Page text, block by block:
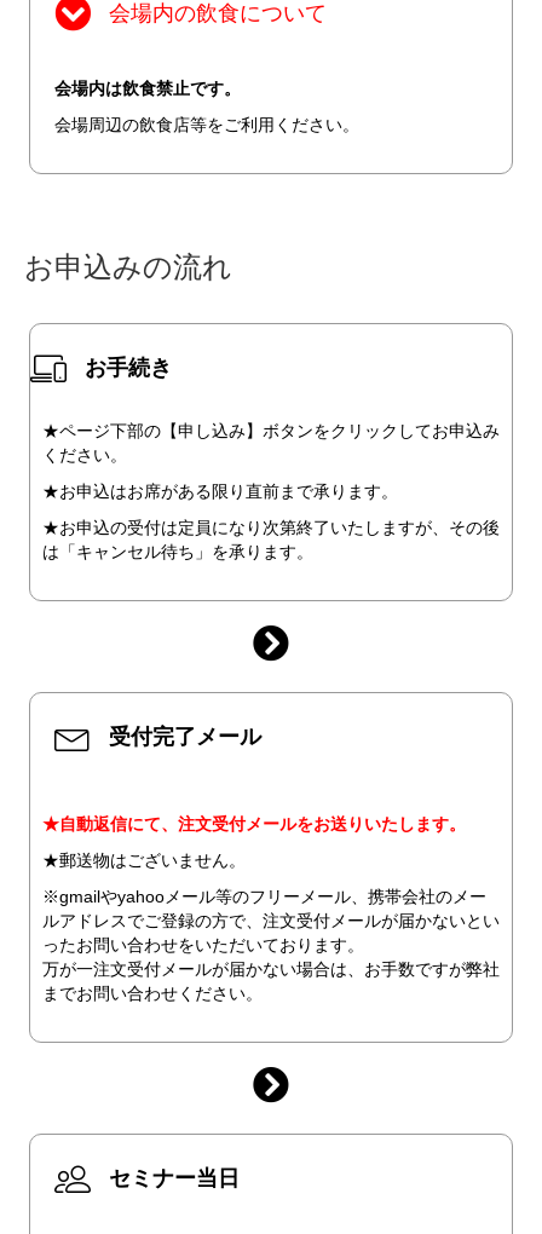
会場内の飲食について
会場内は飲食禁止です。
会場周辺の飲食店等をご利用ください。
お申込みの流れ
お手続き
★ページ下部の【申し込み】ボタンをクリックしてお申込み
ください。
★お申込はお席がある限り直前まで承ります。
★お申込の受付は定員になり次第終了いたしますが、その後
は「キャンセル待ち」を承ります。
受付完了メール
★自動返信にて、注文受付メールをお送りいたします。
★郵送物はございません。
※gmailやyahooメール等のフリーメール、携帯会社のメー
ルアドレスでご登録の方で、注文受付メールが届かないとい
ったお問い合わせをいただいております。
万が一注文受付メールが届かない場合は、お手数ですが弊社
までお問い合わせください。
セミナー当日